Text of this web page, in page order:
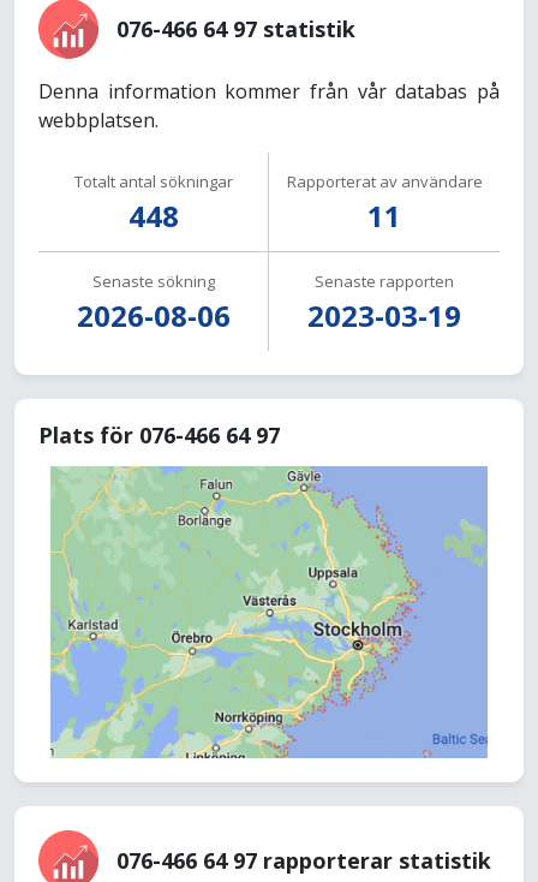
076-466 64 97 statistik
Denna information kommer från vår databas på
webbplatsen.
Totalt antal sökningar
448
Rapporterat av användare
11
Senaste sökning
2026-08-06
Senaste rapporten
2023-03-19
Plats för 076-466 64 97
076-466 64 97 rapporterar statistik